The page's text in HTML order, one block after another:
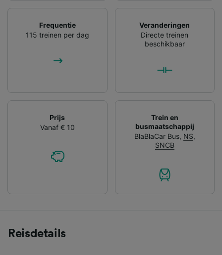
Frequentie
115 treinen per dag
Veranderingen
Directe treinen
beschikbaar
Prijs
Vanaf € 10
Trein en
busmaatschappij
BlaBlaCar Bus, NS,
SNCB
Reisdetails